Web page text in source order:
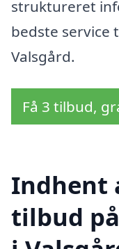
struktureret
bedste service
Valsgård.
Få 3 tilbud,
Indhent
tilbud